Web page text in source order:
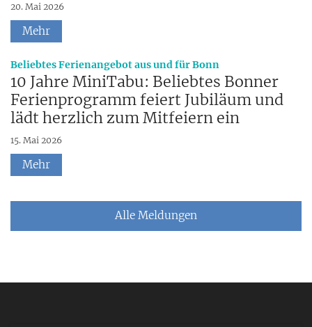
20. Mai 2026
Mehr
Beliebtes Ferienangebot aus und für Bonn
10 Jahre MiniTabu: Beliebtes Bonner
Ferienprogramm feiert Jubiläum und
lädt herzlich zum Mitfeiern ein
15. Mai 2026
Mehr
Alle Meldungen